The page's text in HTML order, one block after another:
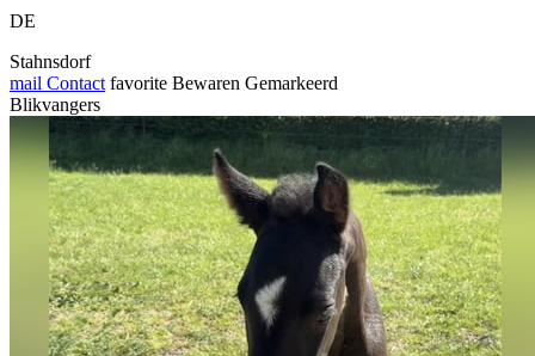
DE
Stahnsdorf
mail Contact favorite Bewaren Gemarkeerd
Blikvangers